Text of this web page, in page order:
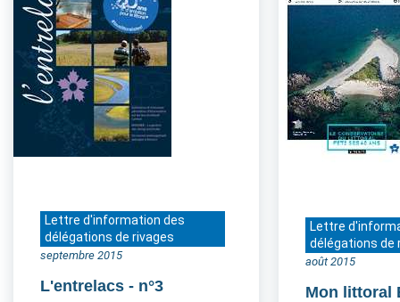
Lettre d'information des
délégations de rivages
septembre 2015
L'entrelacs - n°3
Lettre
délégations de
août 2015
Mon littoral